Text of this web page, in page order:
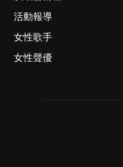
活動報導
女性歌手
女性聲優